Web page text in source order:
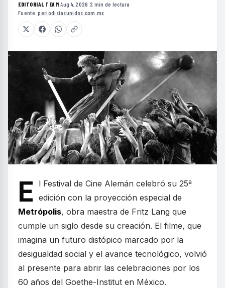
EDITORIAL TEAM·Aug 4, 2026 ·2 min de lectura ·
Fuente:periodistasunidos.com.mx
E
l Festival de Cine Alemán celebró su 25ª
edición con la proyección especial de
Metrópolis, obra maestra de Fritz Lang que
cumple un siglo desde su creación. El filme, que
imagina un futuro distópico marcado por la
desigualdad social y el avance tecnológico, volvió
al presente para abrir las celebraciones por los
60 años del Goethe-Institut en México.